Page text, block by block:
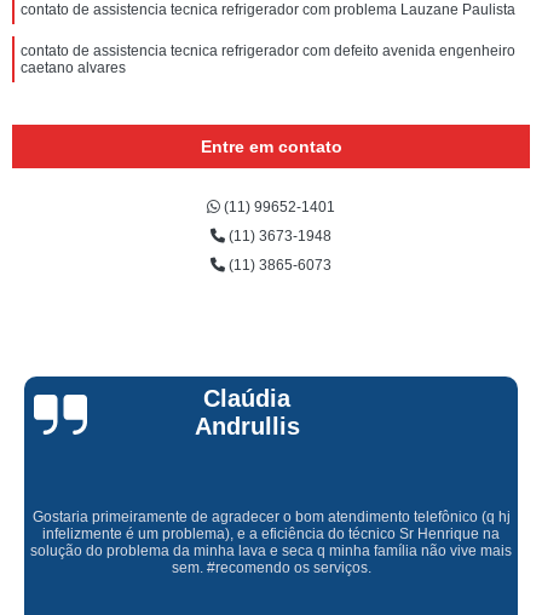
contato de assistencia tecnica refrigerador com problema Lauzane Paulista
contato de assistencia tecnica refrigerador com defeito avenida engenheiro
caetano alvares
Entre em contato
(11) 99652-1401
(11) 3673-1948
(11) 3865-6073
Claúdia
Andrullis
Gostaria primeiramente de agradecer o bom atendimento telefônico (q hj
infelizmente é um problema), e a eficiência do técnico Sr Henrique na
solução do problema da minha lava e seca q minha família não vive mais
sem. #recomendo os serviços.